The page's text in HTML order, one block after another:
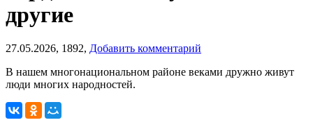
другие
27.05.2026, 1892, Добавить комментарий
В нашем многонациональном районе веками дружно живут
люди многих народностей.